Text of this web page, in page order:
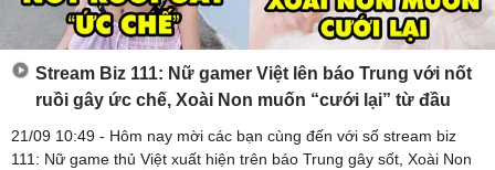
Stream Biz 111: Nữ gamer Việt lên báo Trung với nốt
ruồi gây ức chế, Xoài Non muốn “cưới lại” từ đầu
21/09 10:49 - Hôm nay mời các bạn cùng đến với số stream biz
111: Nữ game thủ Việt xuất hiện trên báo Trung gây sốt, Xoài Non